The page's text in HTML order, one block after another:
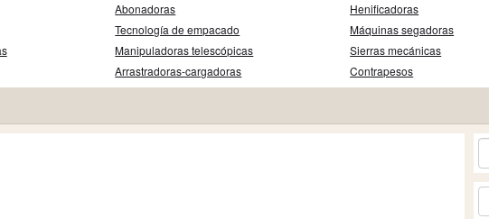
Abonadoras
Tecnología de empacado
Manipuladoras telescópicas
Arrastradoras-cargadoras
Henificadoras
Máquinas segadoras
Sierras mecánicas
Contrapesos